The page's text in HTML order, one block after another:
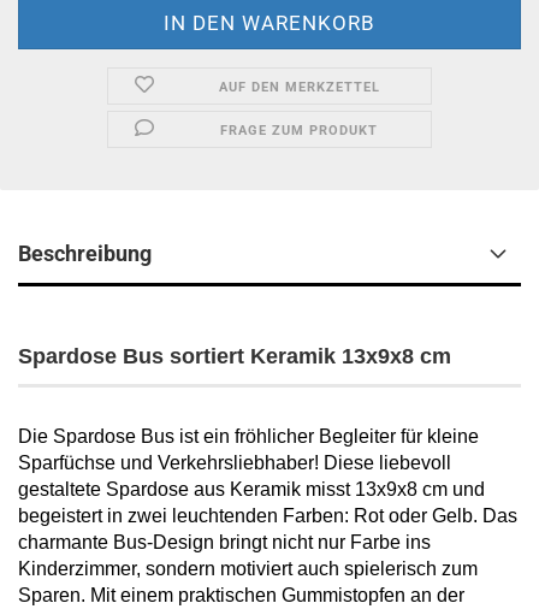
AUF DEN MERKZETTEL
FRAGE ZUM PRODUKT
Beschreibung
Spardose Bus sortiert Keramik 13x9x8 cm
Die Spardose Bus ist ein fröhlicher Begleiter für kleine
Sparfüchse und Verkehrsliebhaber! Diese liebevoll
gestaltete Spardose aus Keramik misst 13x9x8 cm und
begeistert in zwei leuchtenden Farben: Rot oder Gelb. Das
charmante Bus-Design bringt nicht nur Farbe ins
Kinderzimmer, sondern motiviert auch spielerisch zum
Sparen. Mit einem praktischen Gummistopfen an der